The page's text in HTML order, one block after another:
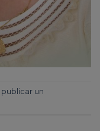
publicar un